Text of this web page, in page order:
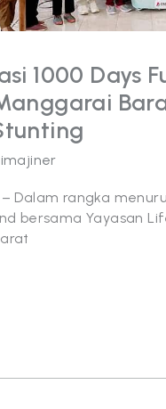
1000 Days
imajiner
– Dalam rangka
bersama Yayasan